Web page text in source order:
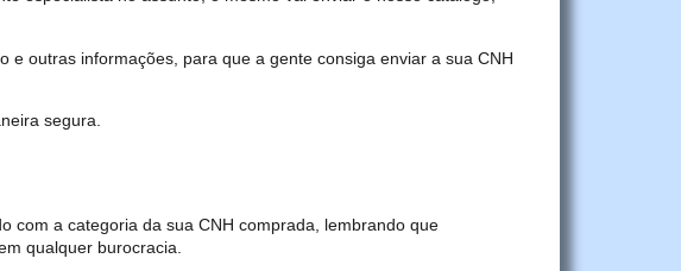
outras informações, para que a gente consiga enviar a sua CNH
segura.
com a categoria da sua CNH comprada, lembrando que
qualquer burocracia.